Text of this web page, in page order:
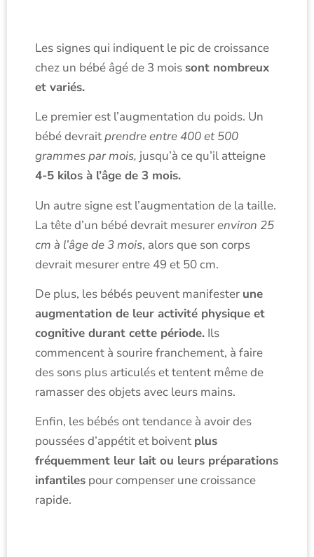
Les signes qui indiquent le pic de croissance
chez un bébé âgé de 3 mois sont nombreux
et variés.
Le premier est l’augmentation du poids. Un
bébé devraitprendre entre 400 et 500
grammes par mois, jusqu’à ce qu’il atteigne
4-5 kilos à l’âge de 3 mois.
Un autre signe est l’augmentation de la taille.
La tête d’un bébé devrait mesurerenviron 25
cm à l’âge de 3 mois, alors que son corps
devrait mesurer entre 49 et 50 cm.
De plus, les bébés peuvent manifester une
augmentation de leur activité physique et
cognitive durant cette période. Ils
commencent à sourire franchement, à faire
des sons plus articulés et tentent même de
ramasser des objets avec leurs mains.
Enfin, les bébés ont tendance à avoir des
poussées d’appétit et boivent plus
fréquemment leur lait ou leurs préparations
infantiles pour compenser une croissance
rapide.